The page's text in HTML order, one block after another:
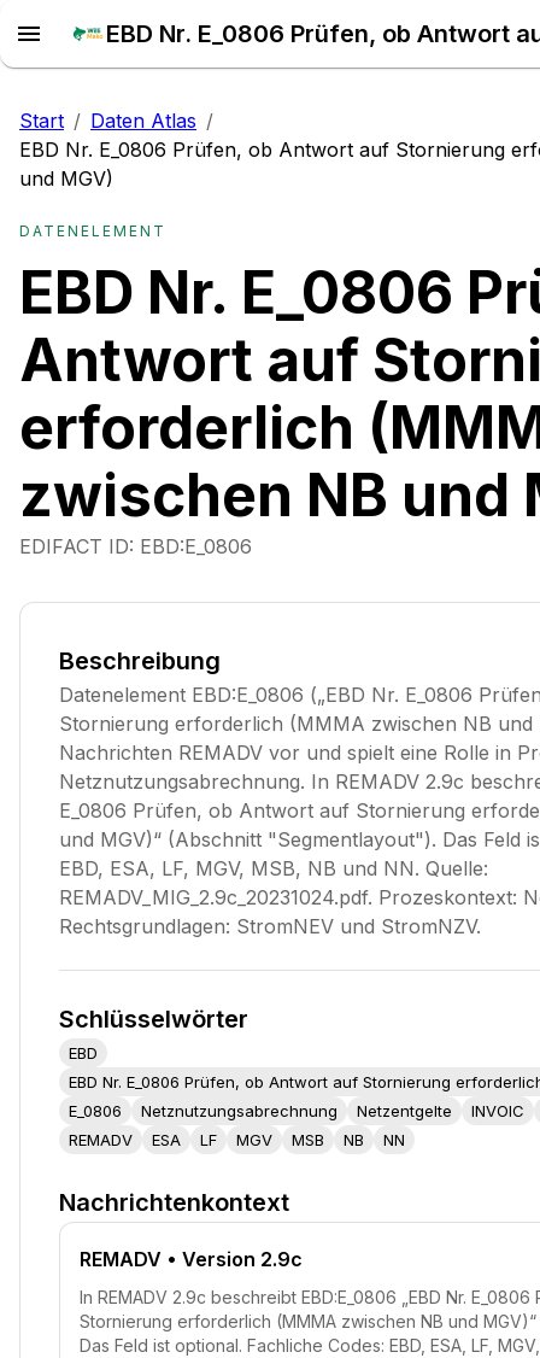
Start / Daten Atlas /
EBD Nr. E_0806 Prüfen, ob Antwort auf Stornierung
und MGV)
DATENELEMENT
EBD Nr. E_0806
Antwort auf
erforderlich
zwischen NB und
EDIFACT ID: EBD:E_0806
Beschreibung
Datenelement EBD:E_0806 („EBD Nr. E_0806
Stornierung erforderlich (MMMA zwischen NB und
Nachrichten REMADV vor und spielt eine Rolle in
Netznutzungsabrechnung. In REMADV 2.9c
E_0806 Prüfen, ob Antwort auf Stornierung
und MGV)“ (Abschnitt "Segmentlayout"). Das Feld
EBD, ESA, LF, MGV, MSB, NB und NN. Quelle:
REMADV_MIG_2.9c_20231024.pdf. Prozeskontext:
Rechtsgrundlagen: StromNEV und StromNZV.
Schlüsselwörter
EBD
EBD Nr. E_0806 Prüfen, ob Antwort auf Stornierung
E_0806
Netznutzungsabrechnung Netzentgelte
INVOIC
REMADV
ESA LF MGV MSB NB NN
Nachrichtenkontext
REMADV • Version 2.9c
In REMADV 2.9c beschreibt EBD:E_0806 „EBD Nr.
Stornierung erforderlich (MMMA zwischen NB und
Das Feld ist optional. Fachliche Codes: EBD, ESA, LF,